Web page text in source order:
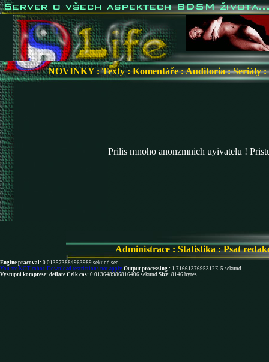
NOVINKY:Texty: Komentáře:Auditoria:Seriály:
Prilis mnoho anonzmnich uyivatelu !
Administrace : Statistika:Psat
Engine pracoval: 0.013573884963989 sekund sec.
You are NOT robot. Download restrictions not apply Output processing : 1.7166137695312E-5 sekund
Vystupni komprese: deflate Celk cas: 0.013648986816406 sekund Size: 8146 bytes